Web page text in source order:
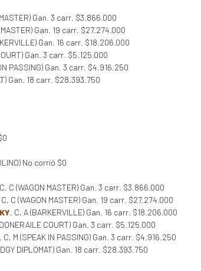
Gan. 3 carr. $3.866.000
MASTER) Gan. 19 carr. $27.274.000
Gan. 16 carr. $18.206.000
Gan. 3 carr. $5.125.000
PASSING) Gan. 3 carr. $4.916.250
Gan. 18 carr. $28.393.750
No corrió $0
C (WAGON MASTER) Gan. 3 carr. $3.866.000
C, C (WAGON MASTER) Gan. 19 carr. $27.274.000
, C, A (BARKERVILLE) Gan. 16 carr. $18.206.000
COURT) Gan. 3 carr. $5.125.000
C, M (SPEAK IN PASSING) Gan. 3 carr. $4.916.250
DIPLOMAT) Gan. 18 carr. $28.393.750